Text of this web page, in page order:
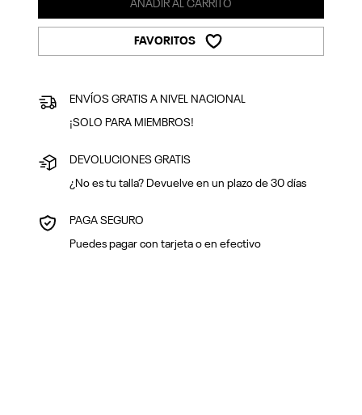
AÑADIR AL CARRITO
FAVORITOS
ENVÍOS GRATIS A NIVEL NACIONAL
¡SOLO PARA MIEMBROS!
DEVOLUCIONES GRATIS
¿No es tu talla? Devuelve en un plazo de 30 días
PAGA SEGURO
Puedes pagar con tarjeta o en efectivo